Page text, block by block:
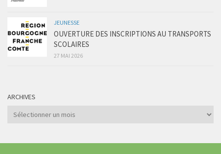
JEUNESSE
OUVERTURE DES INSCRIPTIONS AU TRANSPORTS
SCOLAIRES
27 MAI 2026
ARCHIVES
Archives